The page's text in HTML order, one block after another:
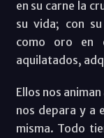
en su carne la
su vida; con
como oro en
aquilatados,
Ellos nos
nos depara y a
misma. Todo